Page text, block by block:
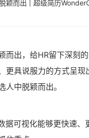
颖而出 | 超级简历
而出，给HR留下深刻
更具说服力的方式呈
中脱颖而出。
据可视化能够更快速